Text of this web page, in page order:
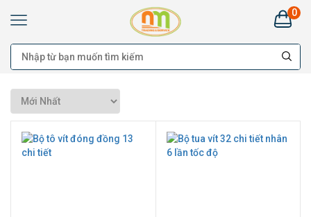
Kim
Khí
Nhật
Minh
buôn
Đại
lý
Cung
0